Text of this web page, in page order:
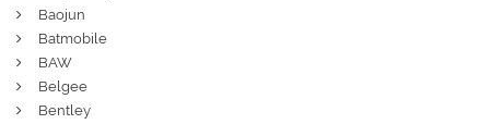
Baojun
Batmobile
BAW
Belgee
Bentley